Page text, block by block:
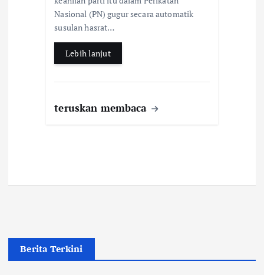
o
k
p
Nasional (PN) gugur secara automatik
susulan hasrat…
Lebih lanjut
teruskan membaca
Berita Terkini